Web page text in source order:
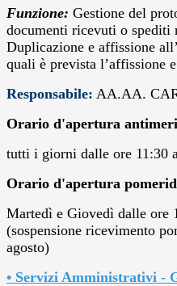
Funzione: Gestione del
documenti ricevuti o spediti
Duplicazione e affissione
quali è prevista l’affissione
Responsabile: AA.AA.
Orario d'apertura
tutti i giorni dalle ore 11:30
Orario d'apertura
Martedì e Giovedì dalle ore
(sospensione ricevimento
agosto)
• Servizi Amministrativi -